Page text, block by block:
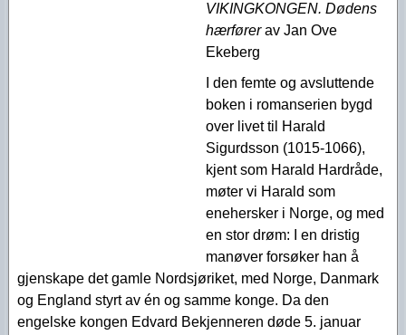
VIKINGKONGEN. Dødens
hærførerav Jan Ove
Ekeberg
I den femte og avsluttende
boken i romanserien bygd
over livet til Harald
Sigurdsson (1015-1066),
kjent som Harald Hardråde,
møter vi Harald som
enehersker i Norge, og med
en stor drøm: I en dristig
manøver forsøker han å
gjenskape det gamle Nordsjøriket, med Norge, Danmark
og England styrt av én og samme konge. Da den
engelske kongen Edvard Bekjenneren døde 5. januar